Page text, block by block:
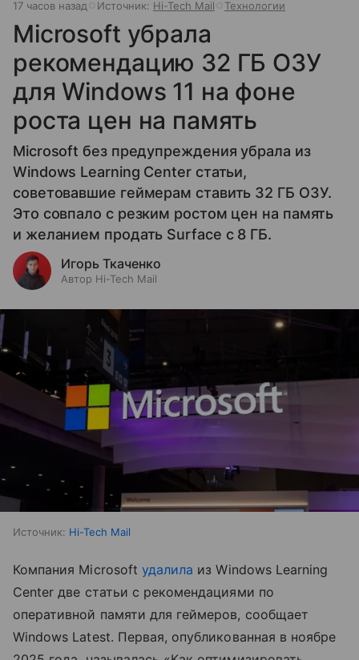
17 часов назад Источник: Hi-Tech Mail Технологии
Microsoft убрала
рекомендацию 32 ГБ ОЗУ
для Windows 11 на фоне
роста цен на память
Microsoft без предупреждения убрала из
Windows Learning Center статьи,
советовавшие геймерам ставить 32 ГБ ОЗУ.
Это совпало с резким ростом цен на память
и желанием продать Surface с 8 ГБ.
Игорь Ткаченко
Автор Hi-Tech Mail
Источник: Hi-Tech Mail
Компания Microsoft удалила из Windows Learning
Center две статьи с рекомендациями по
оперативной памяти для геймеров, сообщает
Windows Latest. Первая, опубликованная в ноябре